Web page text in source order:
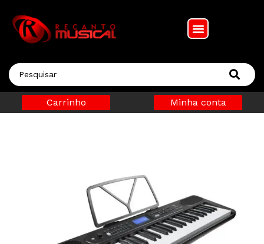
Carrinho Minha conta